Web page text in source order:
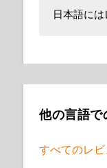
日本語に
他の言語で
すべてのレ